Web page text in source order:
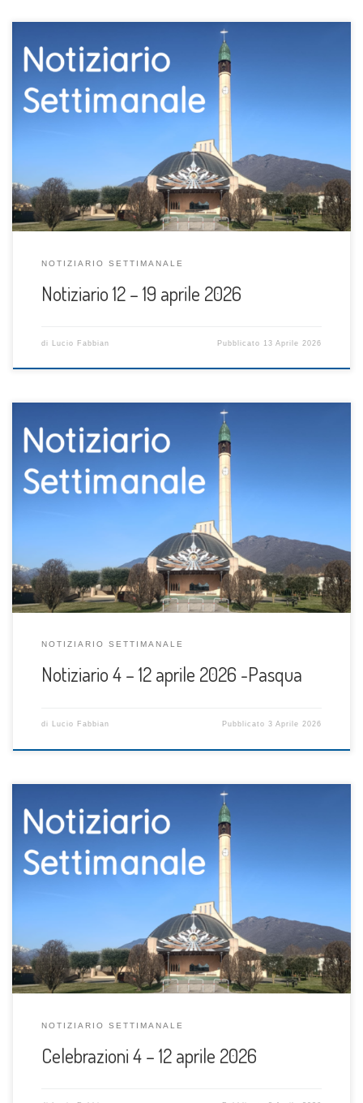
NOTIZIARIO SETTIMANALE
Notiziario 12 – 19 aprile 2026
di Lucio Fabbian Pubblicato 13 Aprile 2026
NOTIZIARIO SETTIMANALE
Notiziario 4 – 12 aprile 2026 -Pasqua
di Lucio Fabbian Pubblicato3 Aprile 2026
NOTIZIARIO SETTIMANALE
Celebrazioni 4 – 12 aprile 2026